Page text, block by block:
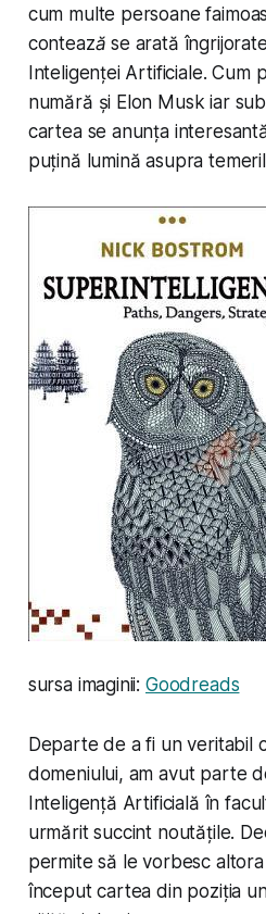
cum multe persoane
contează se arată
Inteligenței Artificiale. Cum
numără și Elon Musk iar
cartea se anunța
puțină lumină asupra
sursa imaginii: Goodreads
Departe de a fi un veritabil
domeniului, am avut parte
Inteligență Artificială în
urmărit succint noutățile.
permite să le vorbesc
început cartea din poziția